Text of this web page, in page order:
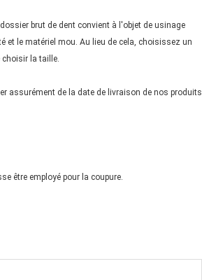
brut de dent convient à l'objet de usinage
et le matériel mou. Au lieu de cela, choisissez un
choisir la taille.
assurément de la date de livraison de nos produits
être employé pour la coupure.